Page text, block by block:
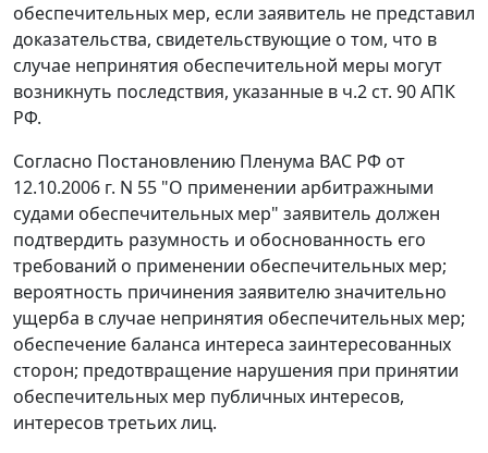
обеспечительных мер, если заявитель не представил
доказательства, свидетельствующие о том, что в
случае непринятия обеспечительной меры могут
возникнуть последствия, указанные в ч.2 ст. 90АПК
РФ.
Согласно Постановлению Пленума ВАС РФ от
12.10.2006 г. N 55 "О применении арбитражными
судами обеспечительных мер" заявитель должен
подтвердить разумность и обоснованность его
требований о применении обеспечительных мер;
вероятность причинения заявителю значительно
ущерба в случае непринятия обеспечительных мер;
обеспечение баланса интереса заинтересованных
сторон; предотвращение нарушения при принятии
обеспечительных мер публичных интересов,
интересов третьих лиц.